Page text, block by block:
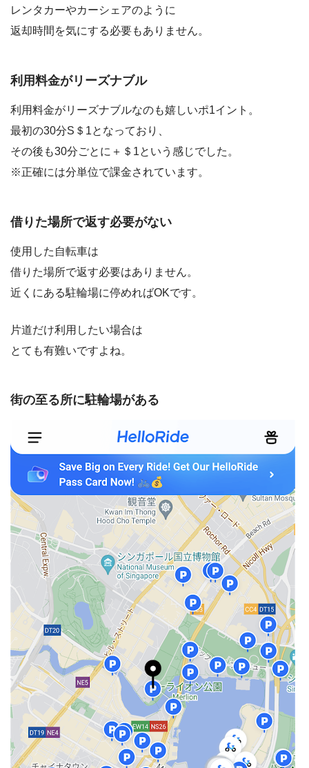
レンタカーやカーシェアのように
返却時間を気にする必要もありません。
利用料金がリーズナブル
利用料金がリーズナブルなのも嬉しいポ1イント。
最初の30分S＄1となっており、
その後も30分ごとに＋＄1という感じでした。
※正確には分単位で課金されています。
借りた場所で返す必要がない
使用した自転車は
借りた場所で返す必要はありません。
近くにある駐輪場に停めればOKです。
片道だけ利用したい場合は
とても有難いですよね。
街の至る所に駐輪場がある